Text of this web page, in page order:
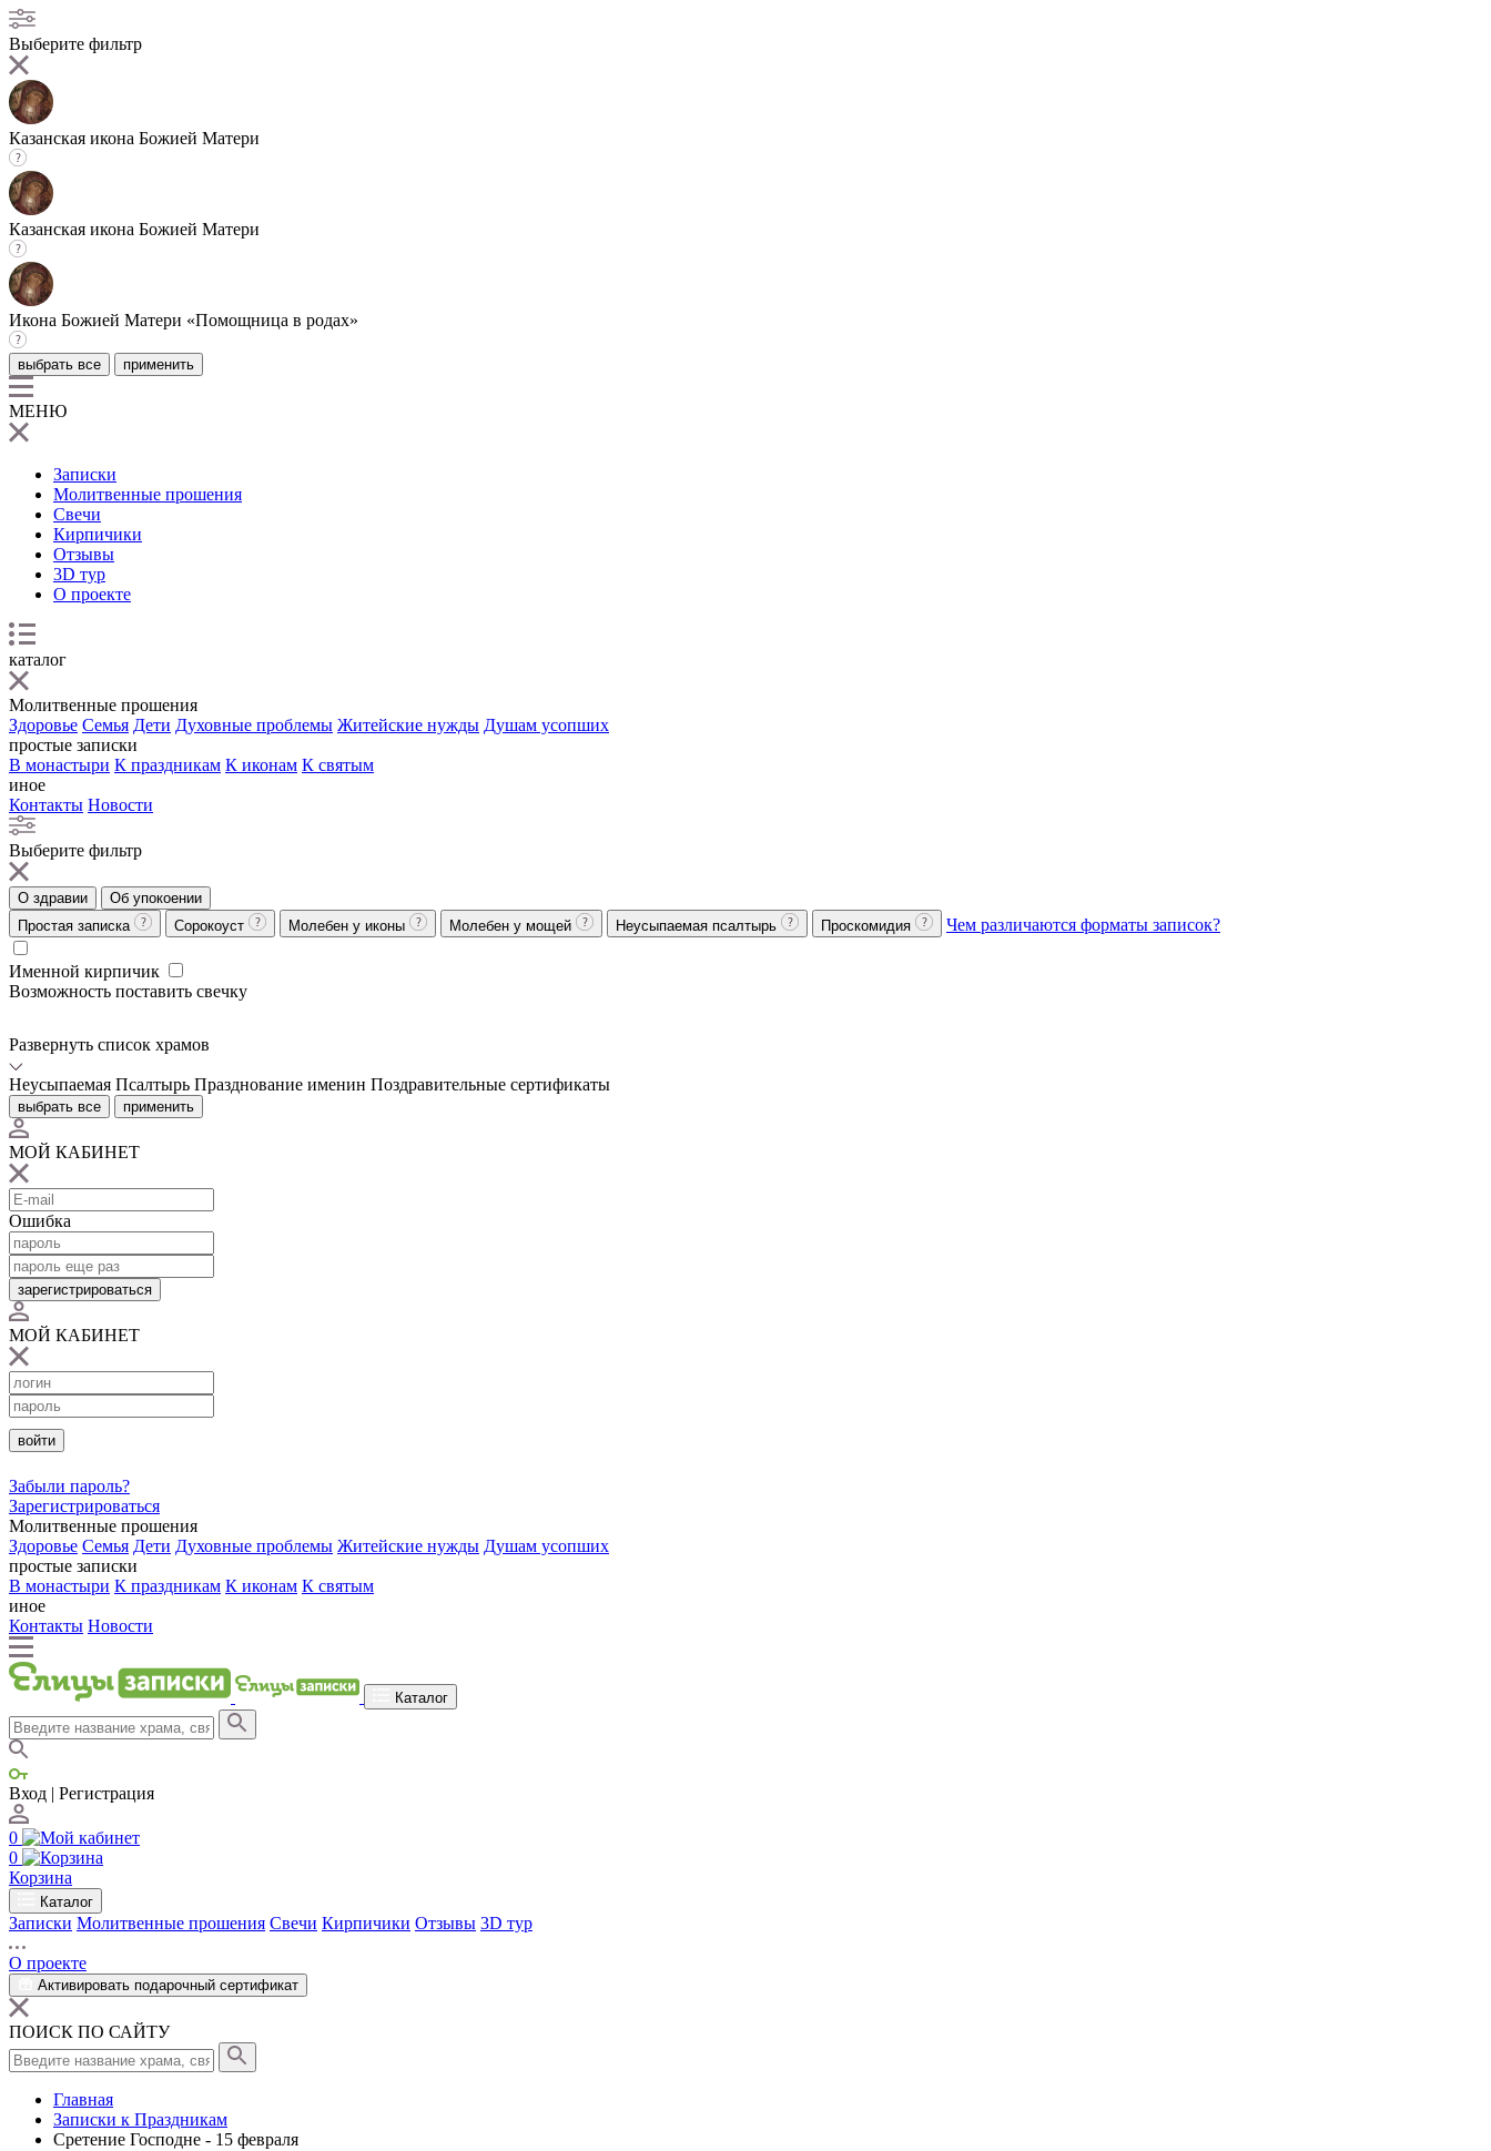
Выберите фильтр
Казанская икона Божией Матери
Казанская икона Божией Матери
Икона Божией Матери «Помощница в родах»
выбрать все применить
МЕНЮ
Записки
Молитвенные прошения
Свечи
Кирпичики
Отзывы
3D тур
О проекте
каталог
Молитвенные прошения
Здоровье Семья Дети Духовные проблемы Житейские нужды Душам усопших
простые записки
В монастыри К праздникам К иконам К святым
иное
Контакты Новости
Выберите фильтр
О здравии
Об упокоении
Простая записка
Сорокоуст Молебен у иконы Молебен у мощей Неусыпаемая псалтырь Проскомидия Чем различаются форматы записок?
Именной кирпичик
Возможность поставить свечку
Развернуть список храмов
Неусыпаемая Псалтырь Празднование именин Поздравительные сертификаты
выбрать все применить
МОЙ КАБИНЕТ
Ошибка
зарегистрироваться
МОЙ КАБИНЕТ
войти
Забыли пароль?
Зарегистрироваться
Молитвенные прошения
Здоровье Семья Дети Духовные проблемы Житейские нужды Душам усопших
простые записки
В монастыри К праздникам К иконам К святым
иное
Контакты Новости
Каталог
Вход | Регистрация
0
0
Корзина
Каталог
Записки Молитвенные прошения Свечи Кирпичики Отзывы 3D тур
О проекте
Активировать подарочный сертификат
ПОИСК ПО САЙТУ
Главная
Записки к Праздникам
Сретение Господне - 15 февраля